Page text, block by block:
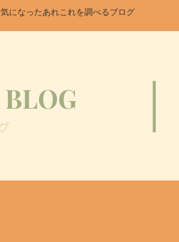
気になったあれこれを調べるブログ